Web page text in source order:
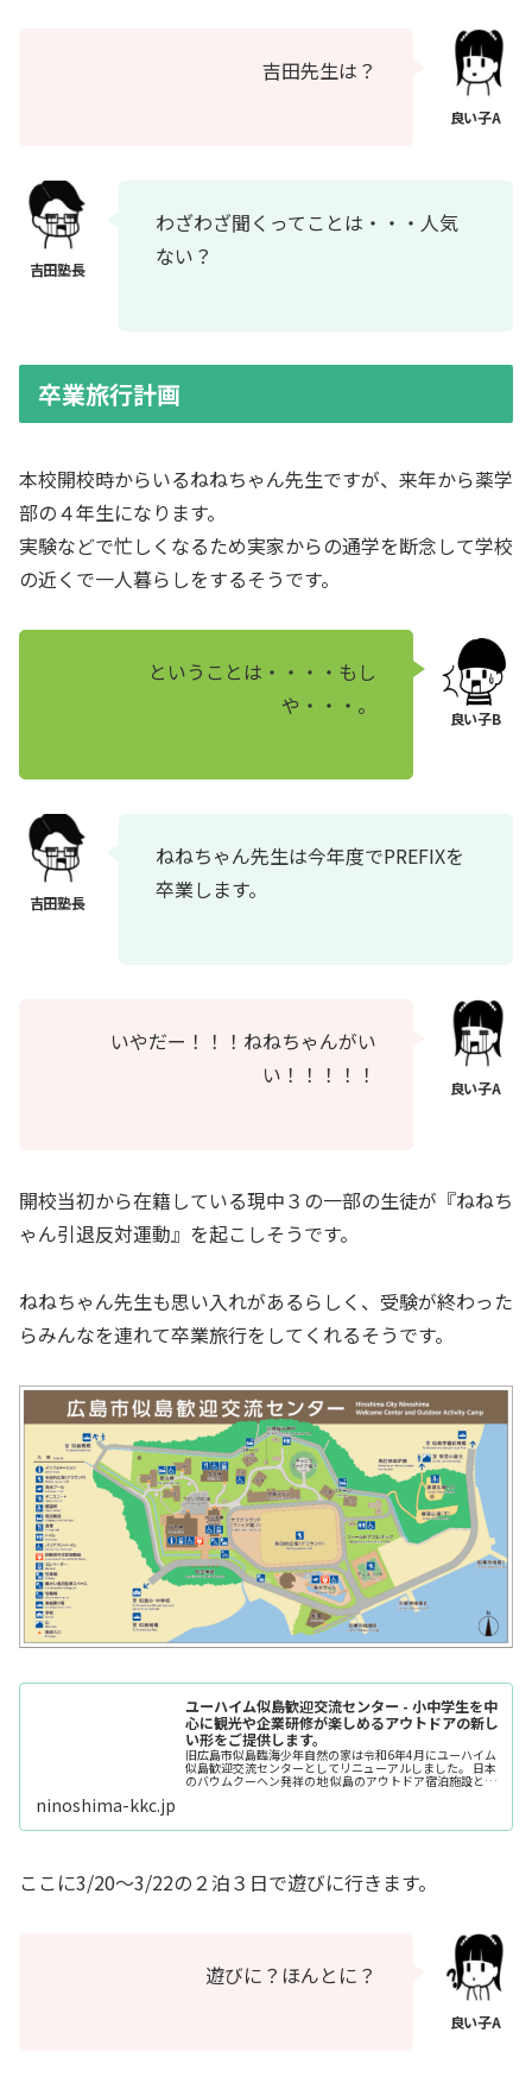
吉田先生は？
わざわざ聞くってことは・・・人気
ない？
卒業旅行計画
本校開校時からいるねねちゃん先生ですが、来年から薬学
部の４年生になります。
実験などで忙しくなるため実家からの通学を断念して学校
の近くで一人暮らしをするそうです。
ということは・・・・もし
や・・・。
ねねちゃん先生は今年度でPREFIXを
卒業します。
いやだー！！！ねねちゃんがい
い！！！！！
開校当初から在籍している現中３の一部の生徒が『ねねち
ゃん引退反対運動』を起こしそうです。
ねねちゃん先生も思い入れがあるらしく、受験が終わった
らみんなを連れて卒業旅行をしてくれるそうです。
ユーハイム似島歓迎交流センター - 小中学生を中
心に観光や企業研修が楽しめるアウトドアの新し
い形をご提供します。
旧広島市似島臨海少年自然の家は令和6年4月にユーハイム
似島歓迎交流センターとしてリニューアルしました。 日本
のバウムクーヘン発祥の地 似島のアウトドア宿泊施設とな
ninoshima-kkc.jp
ここに3/20～3/22の２泊３日で遊びに行きます。
遊びに？ほんとに？